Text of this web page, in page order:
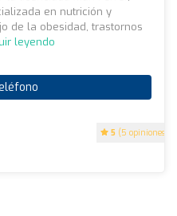
5 (5 opiniones)
en nutrición y
de la obesidad, trastornos
leyendo